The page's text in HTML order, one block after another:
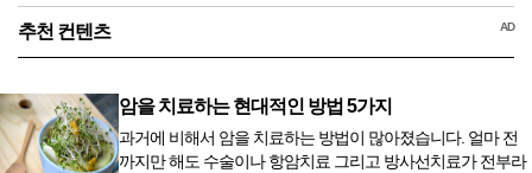
추천 컨텐츠 AD
암을 치료하는 현대적인 방법 5가지
과거에 비해서 암을 치료하는 방법이 많아졌습니다. 얼마 전
까지만 해도 수술이나 항암치료 그리고 방사선치료가 전부라